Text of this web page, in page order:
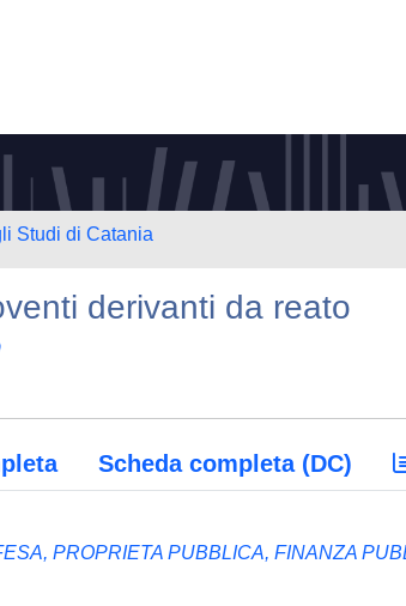
Studi di Catania
derivanti da reato
Scheda completa (DC)
PROPRIETA PUBBLICA, FINANZA